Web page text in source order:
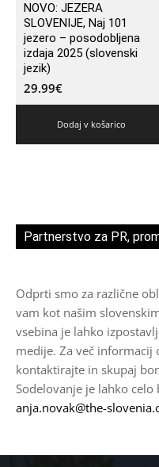
NOVO: JEZERA
SLOVENIJE, Naj 101
jezero – posodobljena
izdaja 2025 (slovenski
jezik)
29.99€
Dodaj v košarico
Partnerstvo za PR,
Odprti smo za različne
vam kot našim
vsebina je lahko
medije. Za več informacij
kontaktirajte in skupaj
Sodelovanje je lahko celo
anja.novak@the-